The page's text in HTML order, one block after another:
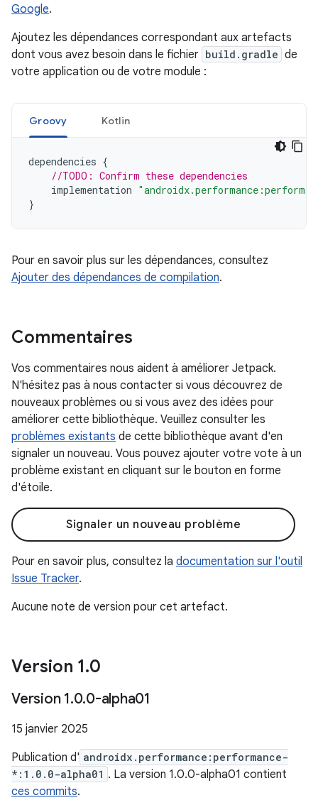
Google.
Ajoutez les dépendances correspondant aux artefacts
dont vous avez besoin dans le fichier build.gradle de
votre application ou de votre module :
Groovy Kotlin
dependencies {
//TODO: Confirm these dependencies
implementation
}
Pour en savoir plus sur les dépendances, consultez
Ajouter des dépendances de compilation.
Commentaires
Vos commentaires nous aident à améliorer Jetpack.
N'hésitez pas à nous contacter si vous découvrez de
nouveaux problèmes ou si vous avez des idées pour
améliorer cette bibliothèque. Veuillez consulter les
problèmes existants de cette bibliothèque avant d'en
signaler un nouveau. Vous pouvez ajouter votre vote à un
problème existant en cliquant sur le bouton en forme
d'étoile.
Signaler un nouveau problème
Pour en savoir plus, consultez la documentation sur l'outil
Issue Tracker.
Aucune note de version pour cet artefact.
Version 1.0
Version 1.0.0-alpha01
15 janvier 2025
Publication d' androidx.performance:performance-
*:1.0.0-alpha01 . La version 1.0.0-alpha01 contient
ces commits.